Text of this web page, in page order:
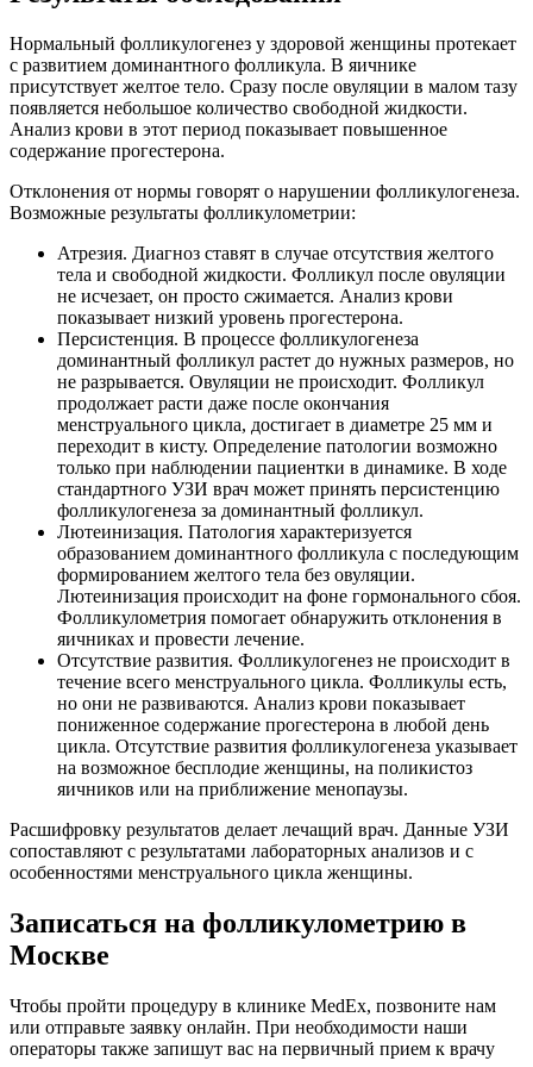
Нормальный фолликулогенез у здоровой женщины протекает
с развитием доминантного фолликула. В яичнике
присутствует желтое тело. Сразу после овуляции в малом тазу
появляется небольшое количество свободной жидкости.
Анализ крови в этот период показывает повышенное
содержание прогестерона.
Отклонения от нормы говорят о нарушении фолликулогенеза.
Возможные результаты фолликулометрии:
Атрезия. Диагноз ставят в случае отсутствия желтого
тела и свободной жидкости. Фолликул после овуляции
не исчезает, он просто сжимается. Анализ крови
показывает низкий уровень прогестерона.
Персистенция. В процессе фолликулогенеза
доминантный фолликул растет до нужных размеров, но
не разрывается. Овуляции не происходит. Фолликул
продолжает расти даже после окончания
менструального цикла, достигает в диаметре 25 мм и
переходит в кисту. Определение патологии возможно
только при наблюдении пациентки в динамике. В ходе
стандартного УЗИ врач может принять персистенцию
фолликулогенеза за доминантный фолликул.
Лютеинизация. Патология характеризуется
образованием доминантного фолликула с последующим
формированием желтого тела без овуляции.
Лютеинизация происходит на фоне гормонального сбоя.
Фолликулометрия помогает обнаружить отклонения в
яичниках и провести лечение.
Отсутствие развития. Фолликулогенез не происходит в
течение всего менструального цикла. Фолликулы есть,
но они не развиваются. Анализ крови показывает
пониженное содержание прогестерона в любой день
цикла. Отсутствие развития фолликулогенеза указывает
на возможное бесплодие женщины, на поликистоз
яичников или на приближение менопаузы.
Расшифровку результатов делает лечащий врач. Данные УЗИ
сопоставляют с результатами лабораторных анализов и с
особенностями менструального цикла женщины.
Записаться на фолликулометрию в
Москве
Чтобы пройти процедуру в клинике MedEx, позвоните нам
или отправьте заявку онлайн. При необходимости наши
операторы также запишут вас на первичный прием к врачу